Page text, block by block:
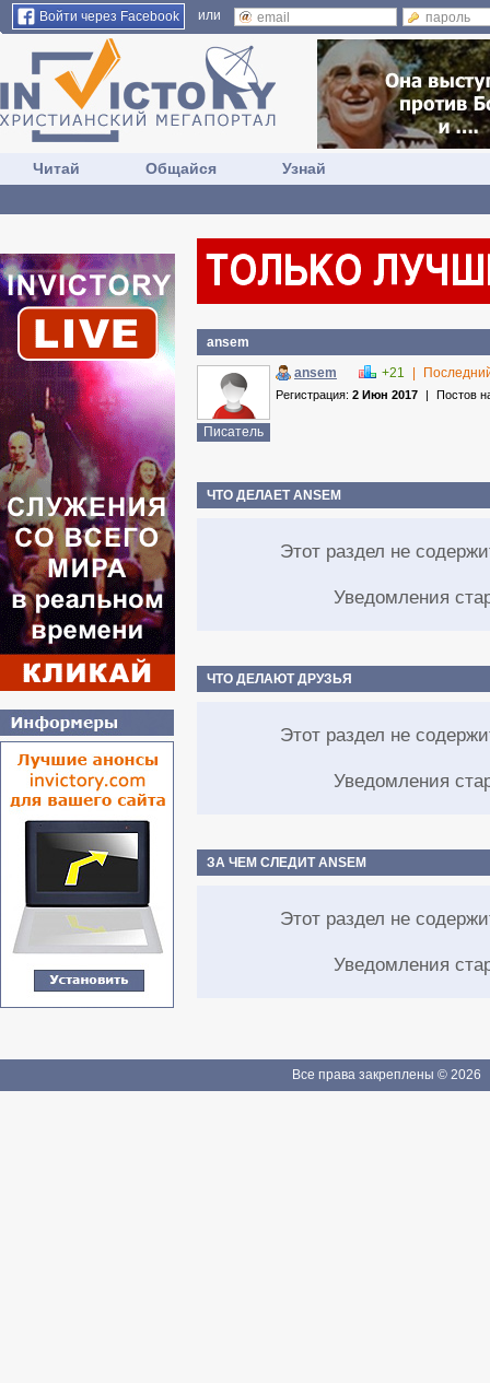
Войти через Facebook или
Читай Общайся Узнай
ansem
Писатель
ansem +21
Регистрация: 2 Июн 2017 | Постов
ЧТО ДЕЛАЕТ ANSEM
Этот раздел не
Уведомления
ЧТО ДЕЛАЮТ ДРУЗЬЯ
Этот раздел не
Уведомления
ЗА ЧЕМ СЛЕДИТ ANSEM
Этот раздел не
Уведомления
Все права закреплены © 2026